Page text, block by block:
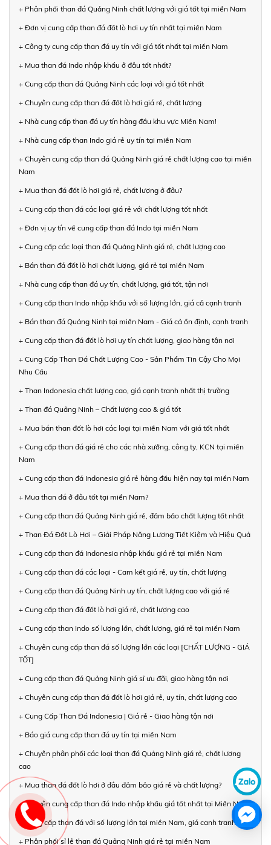
+ Phân phối than đá Quảng Ninh chất lượng với giá tốt tại miền Nam
+ Đơn vị cung cấp than đá đốt lò hơi uy tín nhất tại miền Nam
+ Công ty cung cấp than đá uy tín với giá tốt nhất tại miền Nam
+ Mua than đá Indo nhập khẩu ở đâu tốt nhất?
+ Cung cấp than đá Quảng Ninh các loại với giá tốt nhất
+ Chuyên cung cấp than đá đốt lò hơi giá rẻ, chất lượng
+ Nhà cung cấp than đá uy tín hàng đầu khu vực Miền Nam!
+ Nhà cung cấp than Indo giá rẻ uy tín tại miền Nam
+ Chuyên cung cấp than đá Quảng Ninh giá rẻ chất lượng cao tại miền
Nam
+ Mua than đá đốt lò hơi giá rẻ, chất lượng ở đâu?
+ Cung cấp than đá các loại giá rẻ với chất lượng tốt nhất
+ Đơn vị uy tín về cung cấp than đá Indo tại miền Nam
+ Cung cấp các loại than đá Quảng Ninh giá rẻ, chất lượng cao
+ Bán than đá đốt lò hơi chất lượng, giá rẻ tại miền Nam
+ Nhà cung cấp than đá uy tín, chất lượng, giá tốt, tận nơi
+ Cung cấp than Indo nhập khẩu với số lượng lớn, giá cả cạnh tranh
+ Bán than đá Quảng Ninh tại miền Nam - Giá cả ổn định, cạnh tranh
+ Cung cấp than đá đốt lò hơi uy tín chất lượng, giao hàng tận nơi
+ Cung Cấp Than Đá Chất Lượng Cao - Sản Phẩm Tin Cậy Cho Mọi
Nhu Cầu
+ Than Indonesia chất lượng cao, giá cạnh tranh nhất thị trường
+ Than đá Quảng Ninh – Chất lượng cao & giá tốt
+ Mua bán than đốt lò hơi các loại tại miền Nam với giá tốt nhất
+ Cung cấp than đá giá rẻ cho các nhà xưởng, công ty, KCN tại miền
Nam
+ Cung cấp than đá Indonesia giá rẻ hàng đầu hiện nay tại miền Nam
+ Mua than đá ở đâu tốt tại miền Nam?
+ Cung cấp than đá Quảng Ninh giá rẻ, đảm bảo chất lượng tốt nhất
+ Than Đá Đốt Lò Hơi – Giải Pháp Năng Lượng Tiết Kiệm và Hiệu Quả
+ Cung cấp than đá Indonesia nhập khẩu giá rẻ tại miền Nam
+ Cung cấp than đá các loại - Cam kết giá rẻ, uy tín, chất lượng
+ Cung cấp than đá Quảng Ninh uy tín, chất lượng cao với giá rẻ
+ Cung cấp than đá đốt lò hơi giá rẻ, chất lượng cao
+ Cung cấp than Indo số lượng lớn, chất lượng, giá rẻ tại miền Nam
+ Chuyên cung cấp than đá số lượng lớn các loại [CHẤT LƯỢNG - GIÁ
TỐT]
+ Cung cấp than đá Quảng Ninh giá sỉ ưu đãi, giao hàng tận nơi
+ Chuyên cung cấp than đá đốt lò hơi giá rẻ, uy tín, chất lượng cao
+ Cung Cấp Than Đá Indonesia | Giá rẻ - Giao hàng tận nơi
+ Báo giá cung cấp than đá uy tín tại miền Nam
+ Chuyên phân phối các loại than đá Quảng Ninh giá rẻ, chất lượng
cao
+ Mua than đá đốt lò hơi ở đâu đảm bảo giá rẻ và chất lượng?
+ Chuyên cung cấp than đá Indo nhập khẩu giá tốt nhất tại Miền Nam
+ Cung cấp than đá với số lượng lớn tại miền Nam, giá cạnh tranh
+ Phân phối sỉ lẻ than đá Quảng Ninh giá rẻ tại miền Nam